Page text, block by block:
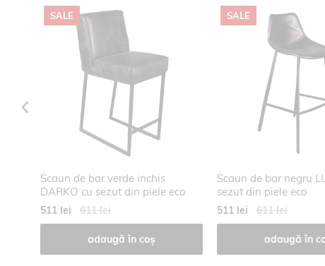
SALE
Scaun de bar verde inchis
DARKO cu sezut din piele eco
511 lei 611 lei
adaugă în coș
SALE
Scaun de bar negru
sezut din piele eco
511 lei 611 lei
adaugă în